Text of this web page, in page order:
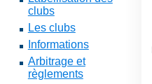
clubs
Les clubs
Informations
Arbitrage et
règlements